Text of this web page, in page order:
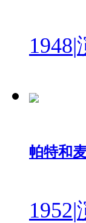
1948|
帕特和
1952|